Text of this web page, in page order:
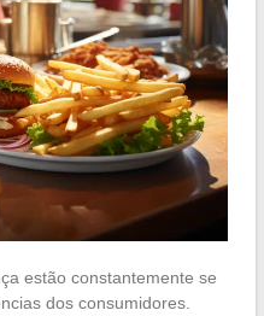
estão constantemente se
dos consumidores.